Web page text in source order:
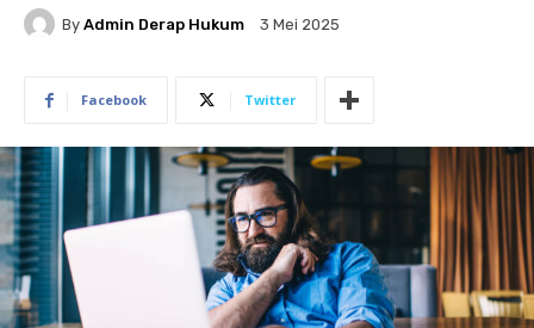
By Admin Derap Hukum 3 Mei 2025
Facebook Twitter